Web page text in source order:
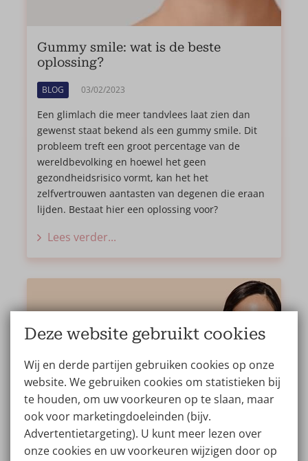
Gummy smile: wat is de beste
oplossing?
BLOG 03/02/2023
Een glimlach die meer tandvlees laat zien dan
gewenst staat bekend als een gummy smile. Dit
probleem treft een groot percentage van de
wereldbevolking en hoewel het geen
gezondheidsrisico vormt, kan het het
zelfvertrouwen aantasten van degenen die eraan
lijden. Bestaat hier een oplossing voor?
Lees verder...
Hyaluronzuur op de jukbeenderen en
Deze website gebruikt cookies
Wij en derde partijen gebruiken cookies op onze
website. We gebruiken cookies om statistieken bij
te houden, om uw voorkeuren op te slaan, maar
ook voor marketingdoeleinden (bijv.
Advertentietargeting). U kunt meer lezen over
onze cookies en uw voorkeuren wijzigen door op